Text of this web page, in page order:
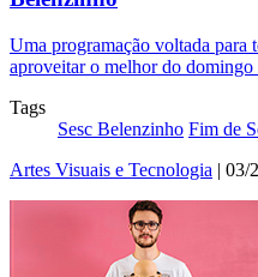
Uma programação voltada
aproveitar o melhor do domingo
Tags
Sesc Belenzinho Fim de
Artes Visuais e Tecnologia | 03/